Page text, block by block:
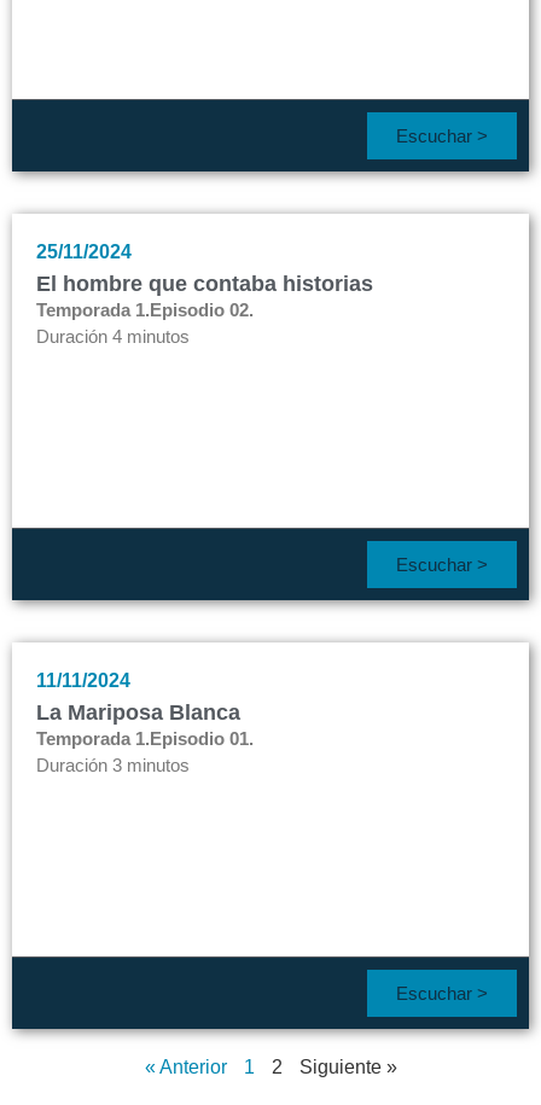
Escuchar >
25/11/2024
El hombre que contaba historias
Temporada 1.Episodio 02.
Duración 4 minutos
Escuchar >
11/11/2024
La Mariposa Blanca
Temporada 1.Episodio 01.
Duración 3 minutos
Escuchar >
« Anterior 1 2 Siguiente »